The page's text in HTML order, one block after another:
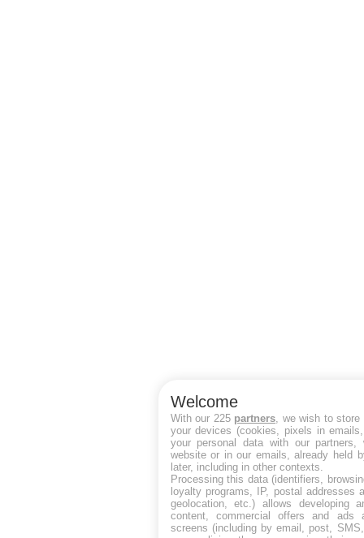
Welcome
With our 225 partners , we wish to
your devices (cookies, pixels in
your personal data with our partners,
website or in our emails, already held
later, including in other contexts.
Processing this data (identifiers,
loyalty programs, IP, postal addresses
geolocation, etc.) allows developing
content, commercial offers and ads
screens (including by email, post,